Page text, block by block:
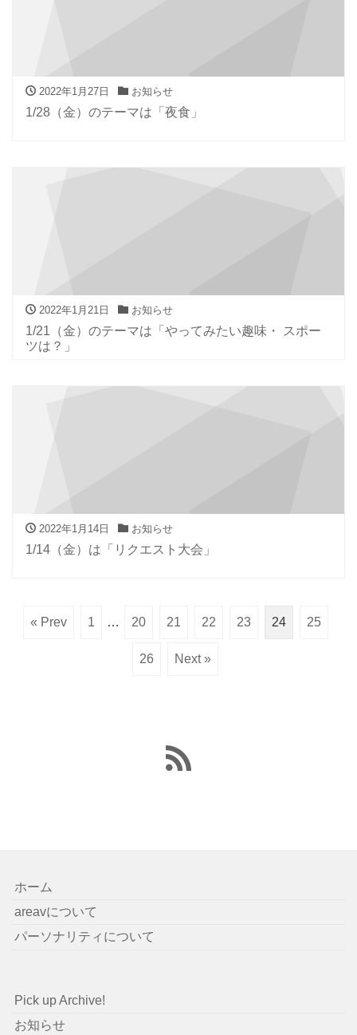
2022年1月27日 お知らせ
1/28（金）のテーマは「夜食」
2022年1月21日 お知らせ
1/21（金）のテーマは「やってみたい趣味・ スポー
ツは？」
2022年1月14日 お知らせ
1/14（金）は「リクエスト大会」
« Prev 1 … 20 21 22 23 24 25
26 Next »
ホーム
areavについて
パーソナリティについて
Pick up Archive!
お知らせ